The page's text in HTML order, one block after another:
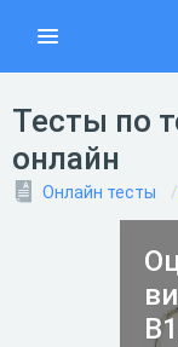
Тесты по
онлайн
Онлайн тесты